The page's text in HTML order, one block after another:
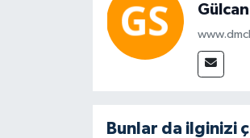
Bunlar da ilginizi